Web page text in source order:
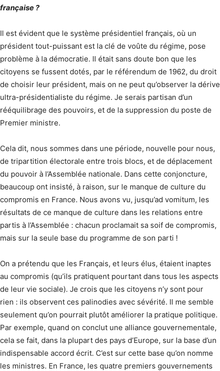
française ?
Il est évident que le système présidentiel français, où un
président tout-puissant est la clé de voûte du régime, pose
problème à la démocratie. Il était sans doute bon que les
citoyens se fussent dotés, par le référendum de 1962, du droit
de choisir leur président, mais on ne peut qu’observer la dérive
ultra-présidentialiste du régime. Je serais partisan d’un
rééquilibrage des pouvoirs, et de la suppression du poste de
Premier ministre.
Cela dit, nous sommes dans une période, nouvelle pour nous,
de tripartition électorale entre trois blocs, et de déplacement
du pouvoir à l’Assemblée nationale. Dans cette conjoncture,
beaucoup ont insisté, à raison, sur le manque de culture du
compromis en France. Nous avons vu, jusqu’ad vomitum, les
résultats de ce manque de culture dans les relations entre
partis à l’Assemblée : chacun proclamait sa soif de compromis,
mais sur la seule base du programme de son parti !
On a prétendu que les Français, et leurs élus, étaient inaptes
au compromis (qu’ils pratiquent pourtant dans tous les aspects
de leur vie sociale). Je crois que les citoyens n’y sont pour
rien : ils observent ces palinodies avec sévérité. Il me semble
seulement qu’on pourrait plutôt améliorer la pratique politique.
Par exemple, quand on conclut une alliance gouvernementale,
cela se fait, dans la plupart des pays d’Europe, sur la base d’un
indispensable accord écrit. C’est sur cette base qu’on nomme
les ministres. En France, les quatre premiers gouvernements